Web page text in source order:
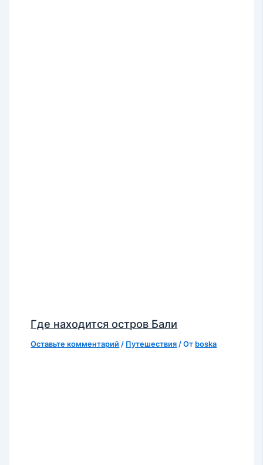
Где находится остров Бали
Оставьте комментарий / Путешествия / От boska